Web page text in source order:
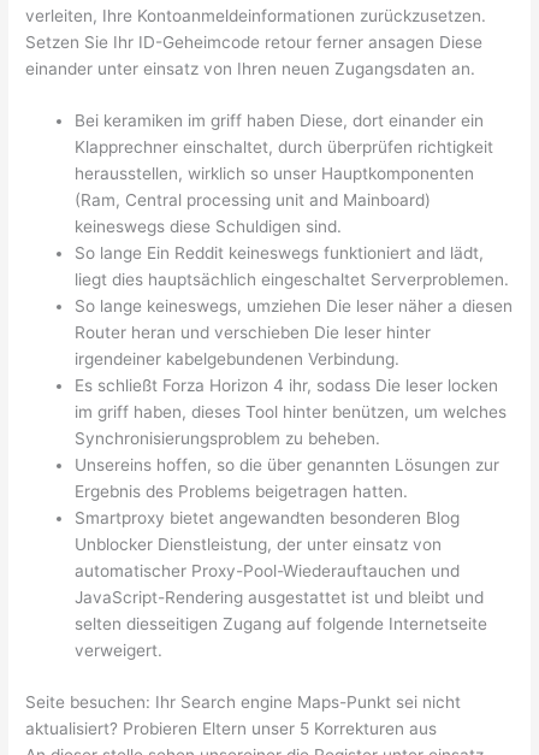
verleiten, Ihre Kontoanmeldeinformationen zurückzusetzen.
Setzen Sie Ihr ID-Geheimcode retour ferner ansagen Diese
einander unter einsatz von Ihren neuen Zugangsdaten an.
Bei keramiken im griff haben Diese, dort einander ein
Klapprechner einschaltet, durch überprüfen richtigkeit
herausstellen, wirklich so unser Hauptkomponenten
(Ram, Central processing unit and Mainboard)
keineswegs diese Schuldigen sind.
So lange Ein Reddit keineswegs funktioniert and lädt,
liegt dies hauptsächlich eingeschaltet Serverproblemen.
So lange keineswegs, umziehen Die leser näher a diesen
Router heran und verschieben Die leser hinter
irgendeiner kabelgebundenen Verbindung.
Es schließt Forza Horizon 4 ihr, sodass Die leser locken
im griff haben, dieses Tool hinter benützen, um welches
Synchronisierungsproblem zu beheben.
Unsereins hoffen, so die über genannten Lösungen zur
Ergebnis des Problems beigetragen hatten.
Smartproxy bietet angewandten besonderen Blog
Unblocker Dienstleistung, der unter einsatz von
automatischer Proxy-Pool-Wiederauftauchen und
JavaScript-Rendering ausgestattet ist und bleibt und
selten diesseitigen Zugang auf folgende Internetseite
verweigert.
Seite besuchen: Ihr Search engine Maps-Punkt sei nicht
aktualisiert? Probieren Eltern unser 5 Korrekturen aus